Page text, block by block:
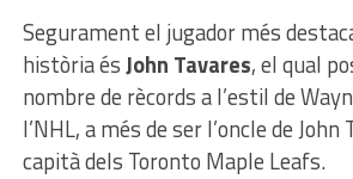
Segurament el jugador més
història ésJohn Tavares, el qual
nombre de rècords a l’estil de
l’NHL, a més de ser l’oncle de
capità dels Toronto Maple Leafs.